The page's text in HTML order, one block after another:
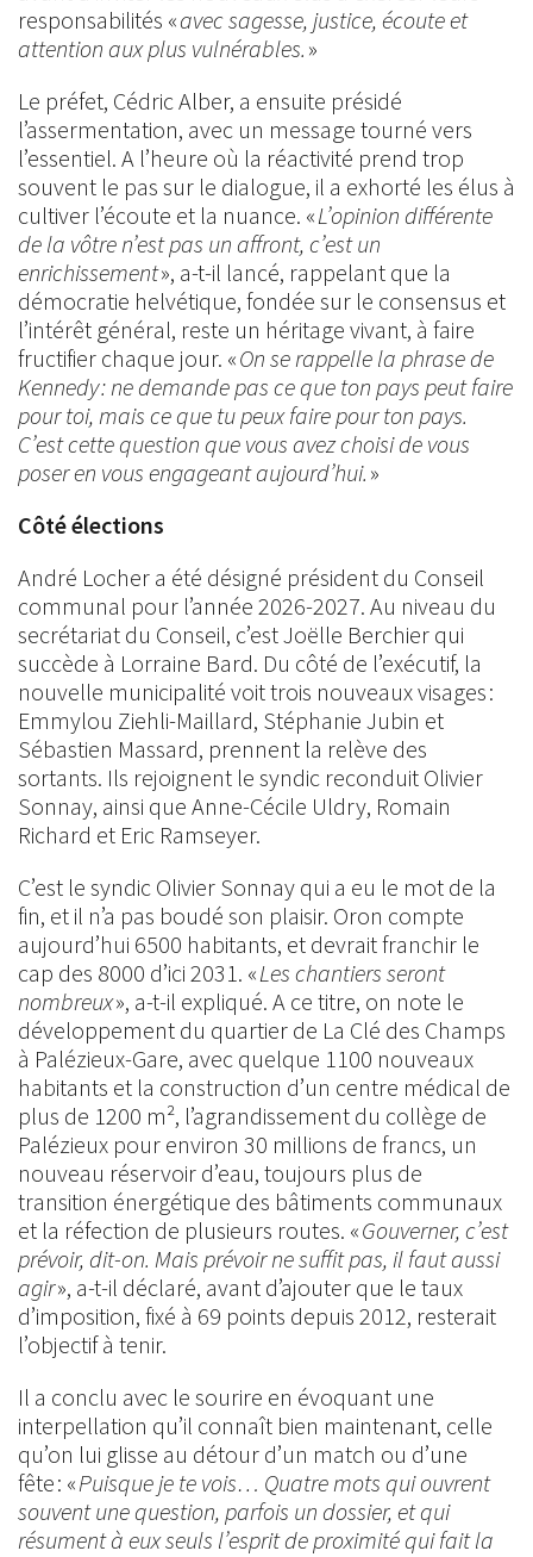
responsabilités «avec sagesse, justice, écoute et
attention aux plus vulnérables. »
Le préfet, Cédric Alber, a ensuite présidé
l’assermentation, avec un message tourné vers
l’essentiel. A l’heure où la réactivité prend trop
souvent le pas sur le dialogue, il a exhorté les élus à
cultiver l’écoute et la nuance. «L’opinion différente
de la vôtre n’est pas un affront, c’est un
enrichissement», a-t-il lancé, rappelant que la
démocratie helvétique, fondée sur le consensus et
l’intérêt général, reste un héritage vivant, à faire
fructifier chaque jour. «On se rappelle la phrase de
Kennedy : ne demande pas ce que ton pays peut faire
pour toi, mais ce que tu peux faire pour ton pays.
C’est cette question que vous avez choisi de vous
poser en vous engageant aujourd’hui. »
Côté élections
André Locher a été désigné président du Conseil
communal pour l’année 2026-2027. Au niveau du
secrétariat du Conseil, c’est Joëlle Berchier qui
succède à Lorraine Bard. Du côté de l’exécutif, la
nouvelle municipalité voit trois nouveaux visages :
Emmylou Ziehli-Maillard, Stéphanie Jubin et
Sébastien Massard, prennent la relève des
sortants. Ils rejoignent le syndic reconduit Olivier
Sonnay, ainsi que Anne-Cécile Uldry, Romain
Richard et Eric Ramseyer.
C’est le syndic Olivier Sonnay qui a eu le mot de la
fin, et il n’a pas boudé son plaisir. Oron compte
aujourd’hui 6500 habitants, et devrait franchir le
cap des 8000 d’ici 2031. «Les chantiers seront
nombreux», a-t-il expliqué. A ce titre, on note le
développement du quartier de La Clé des Champs
à Palézieux-Gare, avec quelque 1100 nouveaux
habitants et la construction d’un centre médical de
plus de 1200 m², l’agrandissement du collège de
Palézieux pour environ 30 millions de francs, un
nouveau réservoir d’eau, toujours plus de
transition énergétique des bâtiments communaux
et la réfection de plusieurs routes. «Gouverner, c’est
prévoir, dit-on. Mais prévoir ne suffit pas, il faut aussi
agir», a-t-il déclaré, avant d’ajouter que le taux
d’imposition, fixé à 69 points depuis 2012, resterait
l’objectif à tenir.
Il a conclu avec le sourire en évoquant une
interpellation qu’il connaît bien maintenant, celle
qu’on lui glisse au détour d’un match ou d’une
fête : «Puisque je te vois… Quatre mots qui ouvrent
souvent une question, parfois un dossier, et qui
résument à eux seuls l’esprit de proximité qui fait la